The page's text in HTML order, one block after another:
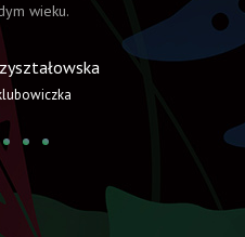
wieku.
Dagmary to
pozytywnie.